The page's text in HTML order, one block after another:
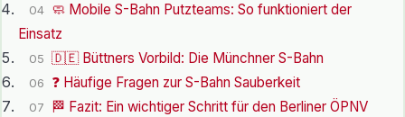
04 🧼 Mobile S-Bahn Putzteams: So funktioniert der
Einsatz
05 🇩🇪 Büttners Vorbild: Die Münchner S-Bahn
06 ❓ Häufige Fragen zur S-Bahn Sauberkeit
07 🏁 Fazit: Ein wichtiger Schritt für den Berliner ÖPNV